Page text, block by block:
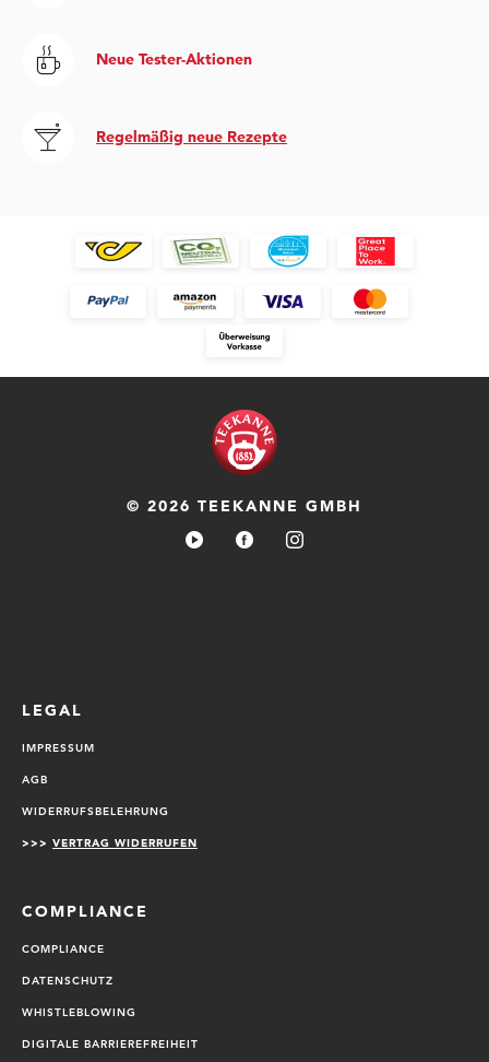
Neue Tester-Aktionen
Regelmäßig neue Rezepte
© 2026 TEEKANNE GMBH
LEGAL
IMPRESSUM
AGB
WIDERRUFSBELEHRUNG
>>> VERTRAG WIDERRUFEN
COMPLIANCE
COMPLIANCE
DATENSCHUTZ
WHISTLEBLOWING
DIGITALE BARRIEREFREIHEIT